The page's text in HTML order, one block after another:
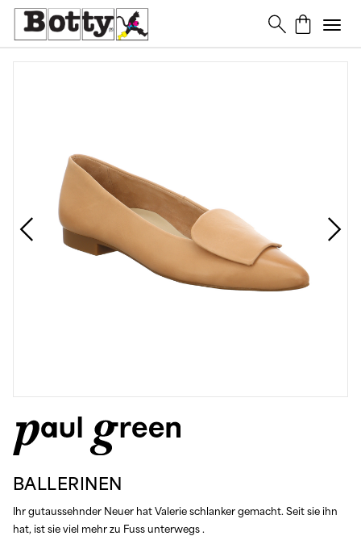
BALLERINEN
Ihr gutaussehnder Neuer hat Valerie schlanker gemacht. Seit sie ihn
hat, ist sie viel mehr zu Fuss unterwegs .